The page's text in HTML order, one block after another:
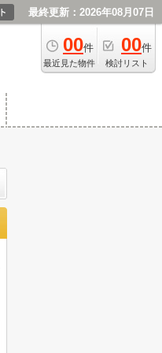
最終更新：2026年08月07日
00件
最近見た物件
00件
検討リスト